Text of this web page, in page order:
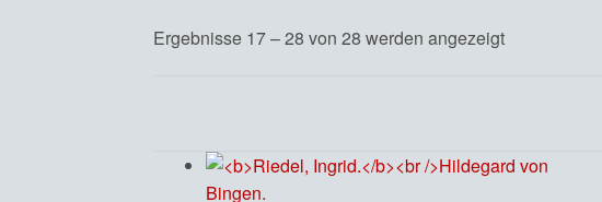
Ergebnisse 17 – 28 von 28 werden angezeigt